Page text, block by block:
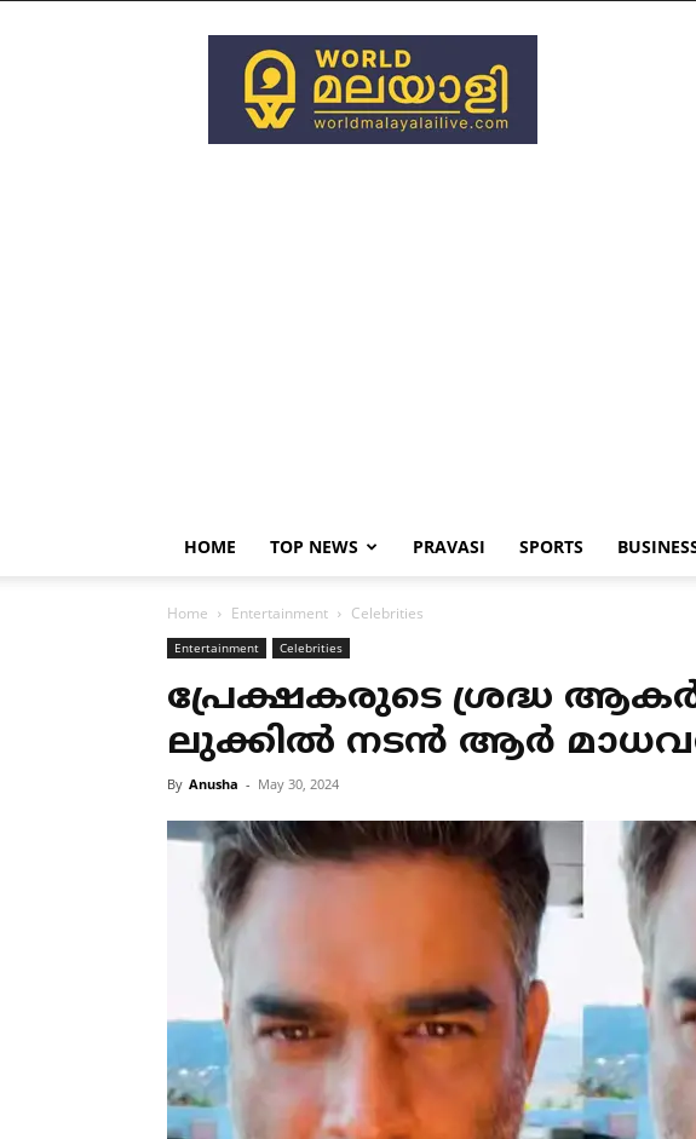
World
Malayali
Live
HOME TOP NEWS PRAVASI SPORTS
Home Entertainment Celebrities
Entertainment Celebrities
പ്രേക്ഷകരുടെ ശ്രദ്ധ
ലുക്കില്‍ നടൻ ആർ
By Anusha - May 30, 2024